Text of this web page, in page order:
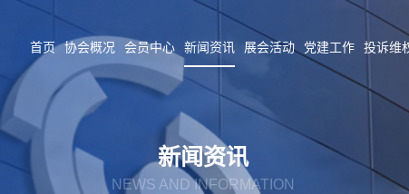
首页 协会概况 会员中心 新闻资讯 展会活动 党建工作 投诉维
新闻资讯
NEWS AND INFORMATION